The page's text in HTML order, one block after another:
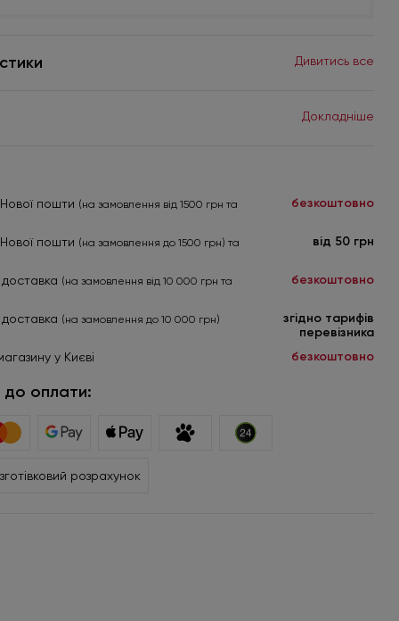
Дивитись все
Докладніше
Нової пошти (на замовлення від 1500 грн та
безкоштовно
Нової пошти (на замовлення до 1500 грн) та
від 50 грн
(на замовлення від 10 000 грн та
безкоштовно
(на замовлення до 10 000 грн)
згідно тарифів
перевізника
у Києві безкоштовно
оплати:
розрахунок